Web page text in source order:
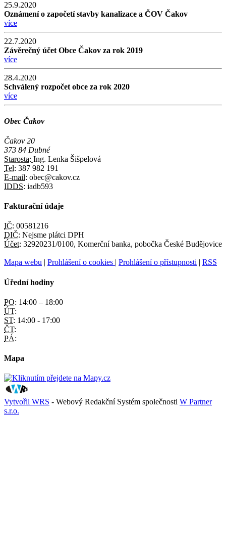
25.9.2020
Oznámení o započetí stavby kanalizace a ČOV Čakov
více
22.7.2020
Závěrečný účet Obce Čakov za rok 2019
více
28.4.2020
Schválený rozpočet obce za rok 2020
více
Obec Čakov
Čakov 20
373 84 Dubné
Starosta: Ing. Lenka Šišpelová
Tel: 387 982 191
E-mail: obec@cakov.cz
IDDS: iadb593
Fakturační údaje
IČ: 00581216
DIČ: Nejsme plátci DPH
Účet: 32920231/0100, Komerční banka, pobočka České Budějovice
Mapa webu | Prohlášení o cookies | Prohlášení o přístupnosti | RSS
Úřední hodiny
PO: 14:00 – 18:00
ÚT:
ST: 14:00 - 17:00
ČT:
PÁ:
Mapa
Vytvořil WRS - Webový Redakční Systém společnosti W Partner
s.r.o.